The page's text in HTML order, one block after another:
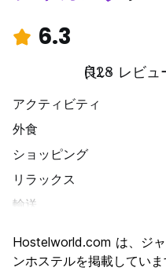
6.3
良い
(128 レビュ
アクティビティ
外食
ショッピング
リラックス
輸送
文化
Hostelworld.com は、ジ
ンホステルを掲載してい